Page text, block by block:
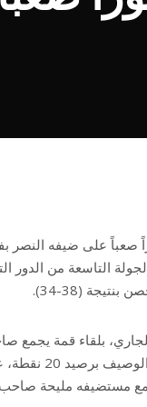
التاسعة من الدور
(38-34).
نقطة) أمام